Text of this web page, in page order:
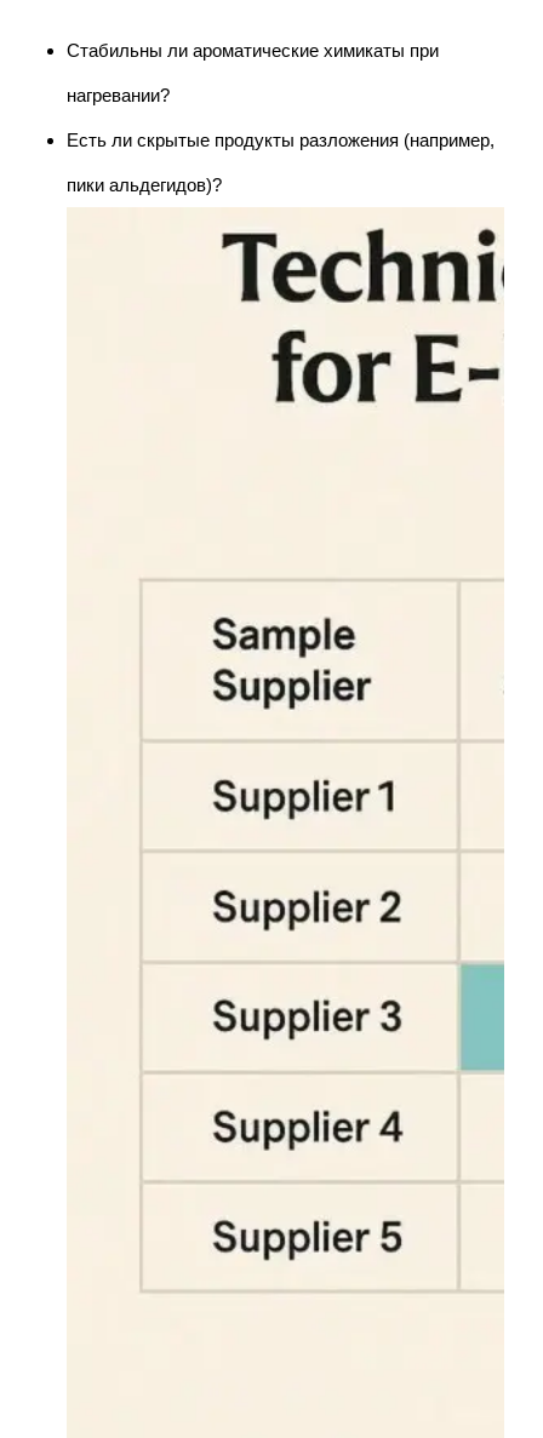
Стабильны ли ароматические химикаты при
нагревании?
Есть ли скрытые продукты разложения (например,
пики альдегидов)?